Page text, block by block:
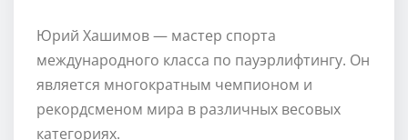
Юрий Хашимов — мастер спорта
международного класса по пауэрлифтингу. Он
является многократным чемпионом и
рекордсменом мира в различных весовых
категориях.